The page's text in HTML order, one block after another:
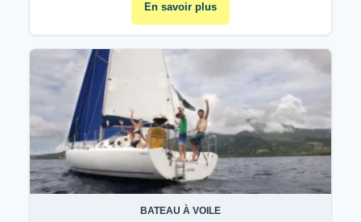
En savoir plus
BATEAU À VOILE